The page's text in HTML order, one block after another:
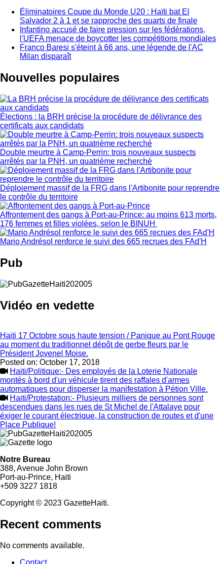
Éliminatoires Coupe du Monde U20 : Haïti bat El
Salvador 2 à 1 et se rapproche des quarts de finale
Infantino accusé de faire pression sur les fédérations,
l'UEFA menace de boycotter les compétitions mondiales
Franco Baresi s'éteint à 66 ans, une légende de l'AC
Milan disparaît
Nouvelles populaires
Élections : la BRH précise la procédure de délivrance des
certificats aux candidats
Double meurtre à Camp-Perrin: trois nouveaux suspects
arrêtés par la PNH, un quatrième recherché
Déploiement massif de la FRG dans l'Artibonite pour reprendre
le contrôle du territoire
Affrontement des gangs à Port-au-Prince: au moins 613 morts,
176 femmes et filles violées, selon le BINUH
Mario Andrésol renforce le suivi des 665 recrues des FAd'H
Pub
Vidéo en vedette
Haiti 17 Octobre sous haute tension / Panique au Pont Rouge
au moment du traditionnel dépôt de gerbe fleurs par le
Président Jovenel Moise.
Posted on: October 17, 2018
Haiti/Politique:- Des employés de la Loterie Nationale
montés à bord d'un véhicule tirent des raffales d'armes
automatiques pour disperser la manifestation à Pétion Ville.
Haiti/Protestation:- Plusieurs milliers de personnes sont
descendues dans les rues de St Michel de l'Attalaye pour
éxiger le courant électrique, la construction de routes et d'une
Place Publique!
Notre Bureau
388, Avenue John Brown
Port-au-Prince, Haiti
+509 3227 1818
Copyright © 2023 GazetteHaiti.
Recent comments
No comments available.
Contact